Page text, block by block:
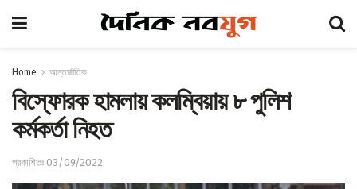
Home আন্তর্জাতিক
বিস্ফোরক হামলায় কলম্বিয়ায় ৮ পুলিশ
কর্মকর্তা নিহত
প্রকাশিতঃ 03/09/2022